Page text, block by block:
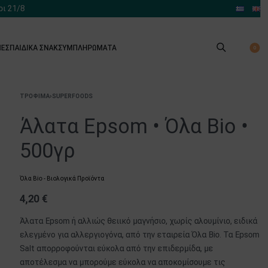
21/8
ΠΑΙΔΙΚΆ ΣΝΑΚΣΥΜΠΛΗΡΏΜΑΤΑ 0
ΤΡΌΦΙΜΑ›SUPERFOODS
Άλατα Epsom • Όλα Bio •
500γρ
Όλα Bio - Βιολογικά Προϊόντα
4,20 €
Άλατα Epsom ή αλλιώς θειικό μαγνήσιο, χωρίς αλουμίνιο, ειδικά
ελεγμένο για αλλεργιογόνα, από την εταιρεία Όλα Bio. Τα Epsom
Salt απορροφούνται εύκολα από την επιδερμίδα, με
αποτέλεσμα να μπορούμε εύκολα να αποκομίσουμε τις